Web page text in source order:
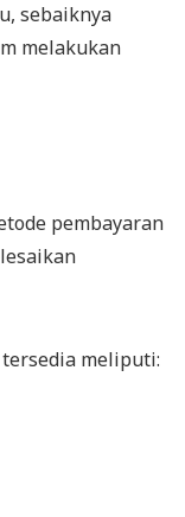
sebaiknya
melakukan
pembayaran
meliputi: